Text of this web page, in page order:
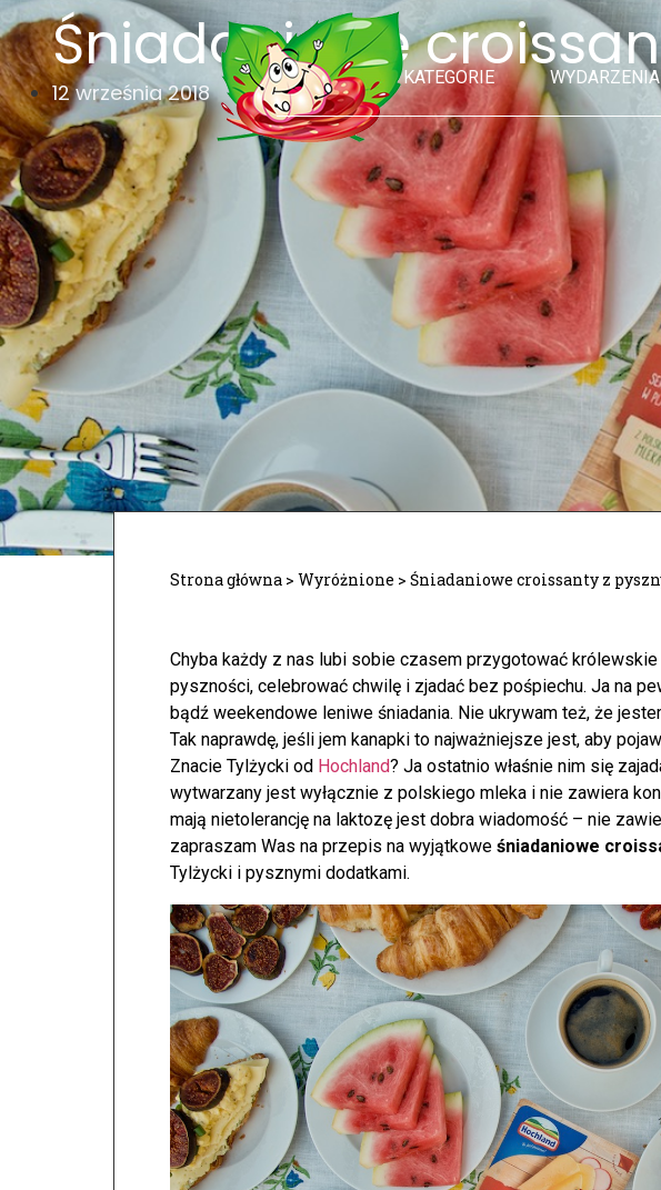
KATEGORIE WYDARZENIA
Śniadaniowe
12 września 2018
Strona główna > Wyróżnione > Śniadaniowe croissanty z
Chyba każdy z nas lubi sobie czasem przygotować królewskie
pyszności, celebrować chwilę i zjadać bez pośpiechu. Ja na
bądź weekendowe leniwe śniadania. Nie ukrywam też, że
Tak naprawdę, jeśli jem kanapki to najważniejsze jest, aby
Znacie Tylżycki od Hochland? Ja ostatnio właśnie nim się
wytwarzany jest wyłącznie z polskiego mleka i nie zawiera
mają nietolerancję na laktozę jest dobra wiadomość – nie
zapraszam Was na przepis na wyjątkowe śniadaniowe
Tylżycki i pysznymi dodatkami.